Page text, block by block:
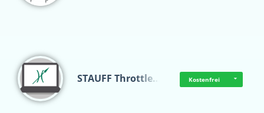
STAUFF Throttle… Kostenfrei